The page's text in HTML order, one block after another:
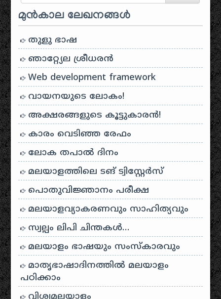
മുൻകാല ലേഖനങ്ങൾ
തുളു ഭാഷ
ഞാറ്റ്യേല ശ്രീധരൻ
Web development framework
വായനയുടെ ലോകം!
അക്ഷരങ്ങളുടെ കൂട്ടുകാരൻ!
കാരം വെടിഞ്ഞ രേഫം
ലോക തപാൽ ദിനം
മലയാളത്തിലെ ടങ് ട്വിസ്റ്റേർസ്
പൊതുവിജ്ഞാനം പരീക്ഷ
മലയാളവ്യാകരണവും സാഹിത്യവും
സ്വല്പം ലിപി ചിന്തകൾ…
മലയാളം ഭാഷയും സംസ്കാരവും
മാതൃഭാഷാദിനത്തിൽ മലയാളം
പഠിക്കാം